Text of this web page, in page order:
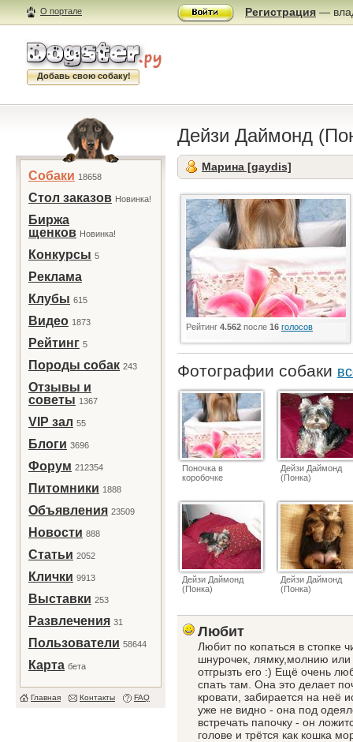
О портале Регистрация —
Добавь свою собаку!
Собаки 18658
Стол заказов Новинка!
Биржа
щенков Новинка!
Конкурсы 5
Реклама
Клубы 615
Видео 1873
Рейтинг 5
Породы собак 243
Отзывы и
советы 1367
VIP зал 55
Блоги 3696
Форум 212354
Питомники 1888
Объявления 23509
Новости 888
Статьи 2052
Клички 9913
Выставки 253
Развлечения 31
Пользователи 58644
Карта бета
Главная Контакты FAQ
Дейзи Даймонд
Марина [gaydis]
Рейтинг 4.562 после 16 голосов
Фотографии собаки
Поночка в
коробочке
Дейзи Даймонд
(Понка)
Дейзи Даймонд
(Понка)
Дейзи Даймонд
(Понка)
Любит
Любит по копаться в стопке
шнурочек, лямку,молнию или
отгрызть его :) Ещё очень
спать там. Она это делает
кровати, забирается на неё
уже не видно - она под
встречать папочку - он
голове и трётся как кошка